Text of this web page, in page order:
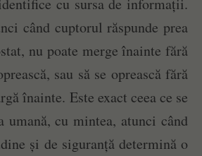
când cuptorul răspunde prea
nu poate merge înainte fără
sau să se oprească fără
înainte. Este exact ceea ce se
cu mintea, atunci când
și de siguranță determină o